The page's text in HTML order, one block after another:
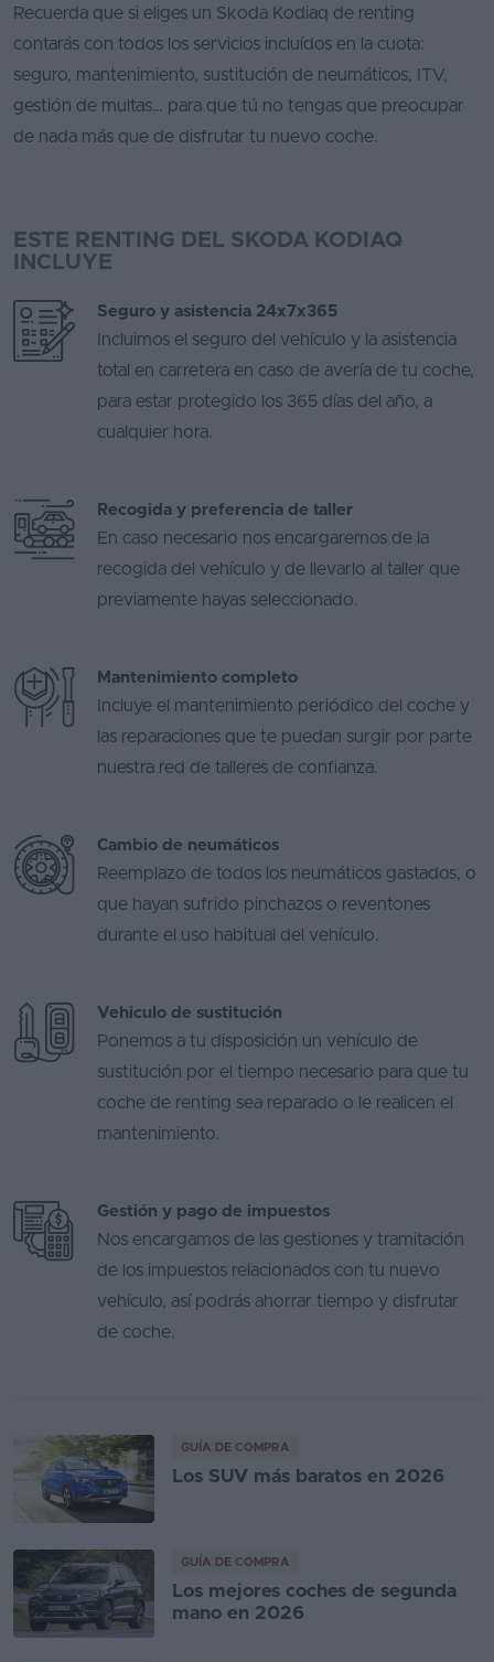
Recuerda que si eliges un Skoda Kodiaq de renting
contarás con todos los servicios incluídos en la cuota:
seguro, mantenimiento, sustitución de neumáticos, ITV,
gestión de multas… para que tú no tengas que preocupar
de nada más que de disfrutar tu nuevo coche.
ESTE RENTING DEL SKODA KODIAQ
INCLUYE
Seguro y asistencia 24x7x365
Incluimos el seguro del vehículo y la asistencia
total en carretera en caso de avería de tu coche,
para estar protegido los 365 días del año, a
cualquier hora.
Recogida y preferencia de taller
En caso necesario nos encargaremos de la
recogida del vehículo y de llevarlo al taller que
previamente hayas seleccionado.
Mantenimiento completo
Incluye el mantenimiento periódico del coche y
las reparaciones que te puedan surgir por parte
nuestra red de talleres de confianza.
Cambio de neumáticos
Reemplazo de todos los neumáticos gastados, o
que hayan sufrido pinchazos o reventones
durante el uso habitual del vehículo.
Vehiculo de sustitución
Ponemos a tu disposición un vehículo de
sustitución por el tiempo necesario para que tu
coche de renting sea reparado o le realicen el
mantenimiento.
Gestión y pago de impuestos
Nos encargamos de las gestiones y tramitación
de los impuestos relacionados con tu nuevo
vehículo, así podrás ahorrar tiempo y disfrutar
de coche.
GUÍA DE COMPRA
Los SUV más baratos en 2026
GUÍA DE COMPRA
Los mejores coches de segunda
mano en 2026